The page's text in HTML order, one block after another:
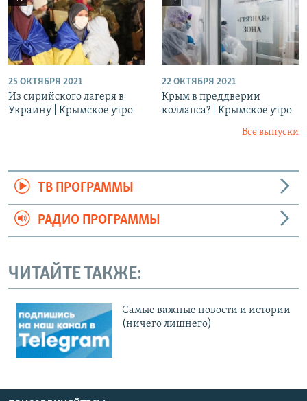
25 ОКТЯБРЯ 2021
Из сирийского лагеря в
Украину | Крымское утро
22 ОКТЯБРЯ 2021
Крым в преддверии
коллапса? | Крымское утро
Все выпуски
ТВ ПРОГРАММЫ
РАДИО ПРОГРАММЫ
ЧИТАЙТЕ ТАКЖЕ:
Cамые важные новости и истории
(ничего лишнего)